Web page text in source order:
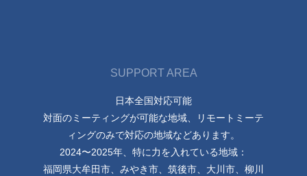
SUPPORT AREA
日本全国対応可能
対面のミーティングが可能な地域、リモートミーテ
ィングのみで対応の地域などあります。
2024〜2025年、特に力を入れている地域：
福岡県大牟田市、みやき市、筑後市、大川市、柳川